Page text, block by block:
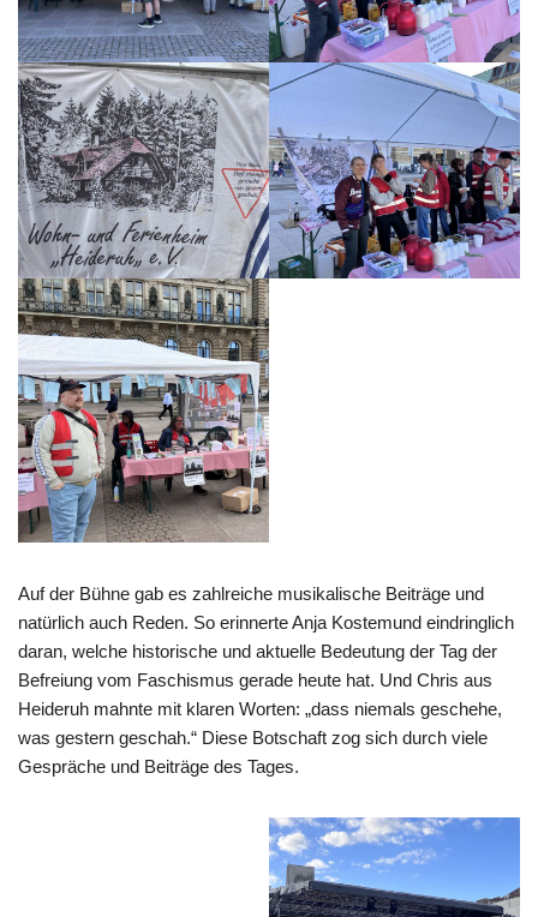
Auf der Bühne gab es zahlreiche musikalische Beiträge und
natürlich auch Reden. So erinnerte Anja Kostemund eindringlich
daran, welche historische und aktuelle Bedeutung der Tag der
Befreiung vom Faschismus gerade heute hat. Und Chris aus
Heideruh mahnte mit klaren Worten: „dass niemals geschehe,
was gestern geschah.“ Diese Botschaft zog sich durch viele
Gespräche und Beiträge des Tages.